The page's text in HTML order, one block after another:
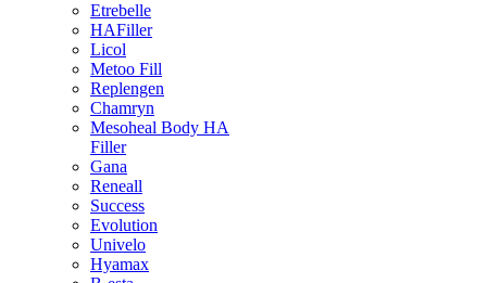
Etrebelle
HAFiller
Licol
Metoo Fill
Replengen
Chamryn
Mesoheal Body HA
Filler
Gana
Reneall
Success
Evolution
Univelo
Hyamax